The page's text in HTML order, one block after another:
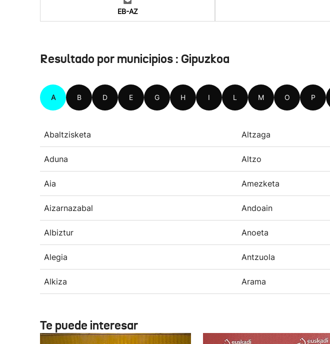
EB-AZ
Resultado por municipios : Gipuzkoa
A B D E G H I L M O P
Abaltzisketa Altzaga
Aduna Altzo
Aia Amezketa
Aizarnazabal Andoain
Albiztur Anoeta
Alegia Antzuola
Alkiza Arama
Te puede interesar